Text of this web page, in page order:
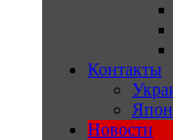
Контакты
Новости